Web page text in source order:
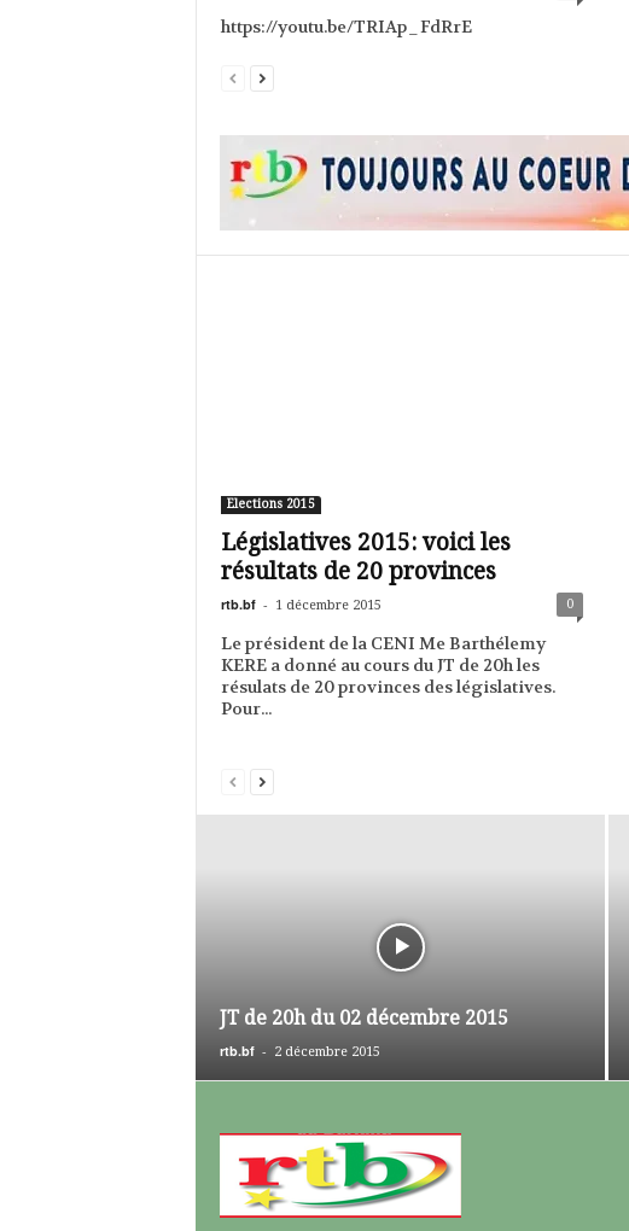
https://youtu.be/TRIAp_FdRrE
Elections 2015
Législatives 2015: voici les
résultats de 20 provinces
rtb.bf - 1 décembre 2015 0
Le président de la CENI Me Barthélemy
KERE a donné au cours du JT de 20h les
résulats de 20 provinces des législatives.
Pour...
JT de 20h du 02 décembre 2015
rtb.bf - 2 décembre 2015